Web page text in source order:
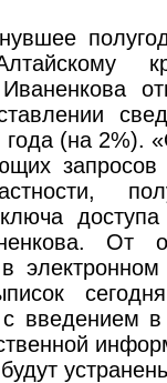
(на 2%).
запросов
ключа
От
введением